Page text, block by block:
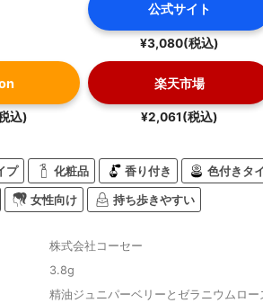
公式サイト
¥3,080(税込)
込)
楽天市場
¥2,061(税込)
プ 化粧品 香り付き 色付きタ
女性向け 持ち歩きやすい
株式会社コーセー
3.8g
精油ジュニパーベリーとゼラニウムロー